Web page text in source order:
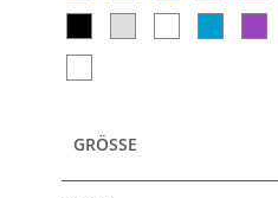
GRÖSSE